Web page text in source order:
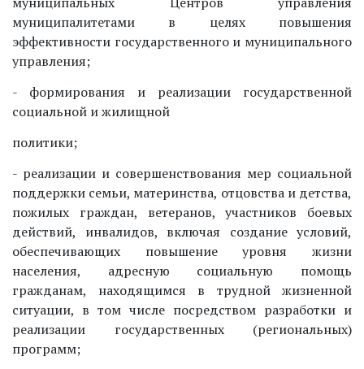
муниципалитетами в целях повышения
эффективности государственного и муниципального
управления;
- формирования и реализации государственной
социальной и жилищной
политики;
- реализации и совершенствования мер социальной
поддержки семьи, материнства, отцовства и детства,
пожилых граждан, ветеранов, участников боевых
действий, инвалидов, включая создание условий,
обеспечивающих повышение уровня жизни
населения, адресную социальную помощь
гражданам, находящимся в трудной жизненной
ситуации, в том числе посредством разработки и
реализации государственных (региональных)
программ;